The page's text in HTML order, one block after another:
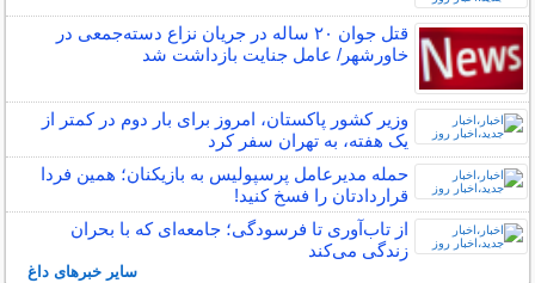
قتل جوان ۲۰ ساله در جریان نزاع دسته‌جمعی در
خاورشهر/ عامل جنایت بازداشت شد
وزیر کشور پاکستان، امروز برای بار دوم در کمتر از
یک هفته، به تهران سفر کرد
حمله مدیرعامل پرسپولیس به بازیکنان؛ همین فردا
قراردادتان را فسخ کنید!
از تاب‌آوری تا فرسودگی؛ جامعه‌ای که با بحران
زندگی می‌کند
سایر خبرهای داغ